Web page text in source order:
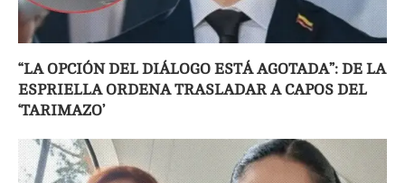
“LA OPCIÓN DEL DIÁLOGO ESTÁ AGOTADA”: DE LA
ESPRIELLA ORDENA TRASLADAR A CAPOS DEL
‘TARIMAZO’